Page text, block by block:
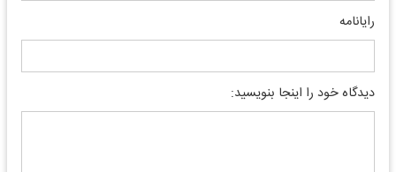
رایانامه
دیدگاه خود را اینجا بنویسید: